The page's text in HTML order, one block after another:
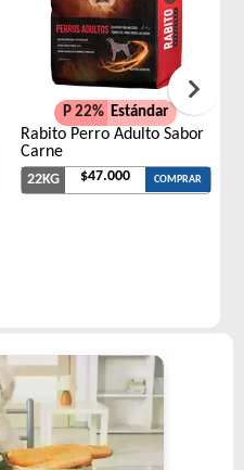
P 22% Estándar
Rabito Perro Adulto Sabor
Carne
22KG $47.000 COMPRAR